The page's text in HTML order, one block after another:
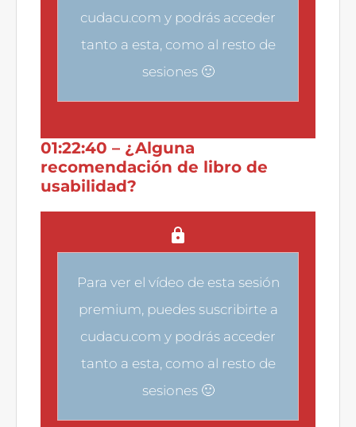
cudacu.com y podrás acceder
tanto a esta, como al resto de
sesiones 🙂
01:22:40 – ¿Alguna
recomendación de libro de
usabilidad?
Para ver el vídeo de esta sesión
premium, puedes suscribirte a
cudacu.com y podrás acceder
tanto a esta, como al resto de
sesiones 🙂